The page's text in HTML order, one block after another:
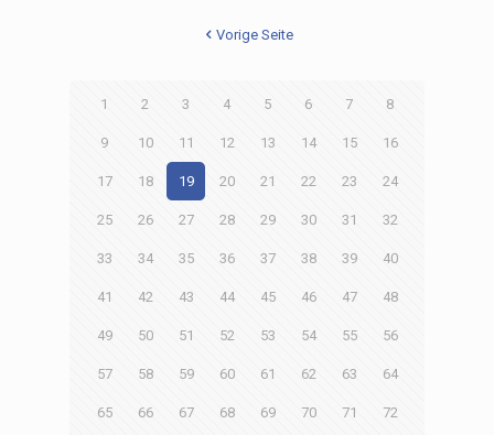
Vorige Seite
1 2 3 4 5 6 7 8
9 10 11 12 13 14 15 16
17 18 19 20 21 22 23 24
25 26 27 28 29 30 31 32
33 34 35 36 37 38 39 40
41 42 43 44 45 46 47 48
49 50 51 52 53 54 55 56
57 58 59 60 61 62 63 64
65 66 67 68 69 70 71 72